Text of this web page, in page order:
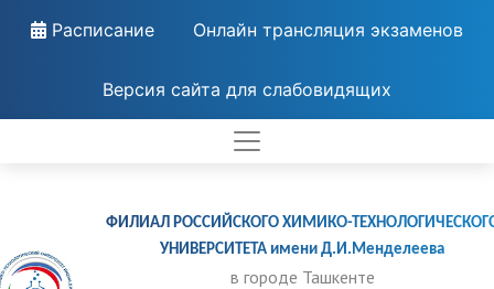
Расписание Онлайн трансляция экзаменов
Версия сайта для слабовидящих
ФИЛИАЛ РОССИЙСКОГО ХИМИКО-
УНИВЕРСИТЕТА имени Д.И.Менделеева
в городе Ташкенте